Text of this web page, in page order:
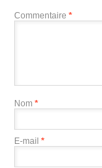
Commentaire *
Nom *
E-mail *